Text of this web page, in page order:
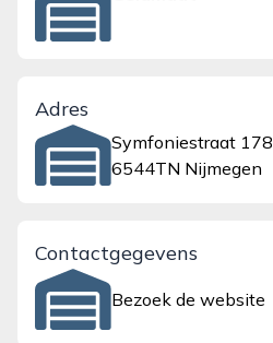
Adres
Symfoniestraat 178
6544TN Nijmegen
Contactgegevens
Bezoek de website